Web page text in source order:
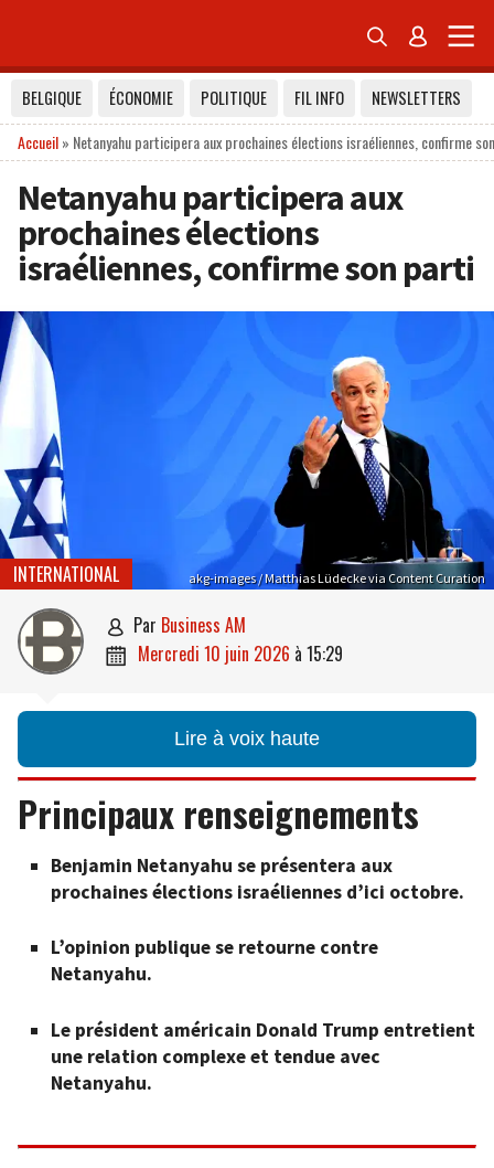
 
BELGIQUE ÉCONOMIE POLITIQUE FIL INFO
NEWSLETTERS
Accueil» Netanyahu participera aux prochaines élections israéliennes, confirme
Netanyahu participera aux
prochaines élections
israéliennes, confirme son parti
akg-images / Matthias Lüdecke via Content Curation
INTERNATIONAL
 par Business AM
 mercredi 10 juin 2026 à 15:29
Lire à voix haute
Principaux renseignements
Benjamin Netanyahu se présentera aux
prochaines élections israéliennes d’ici octobre.
L’opinion publique se retourne contre
Netanyahu.
Le président américain Donald Trump entretient
une relation complexe et tendue avec
Netanyahu.